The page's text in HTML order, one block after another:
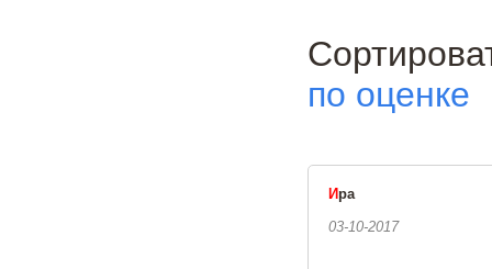
по оценке
Ира
03-10-2017